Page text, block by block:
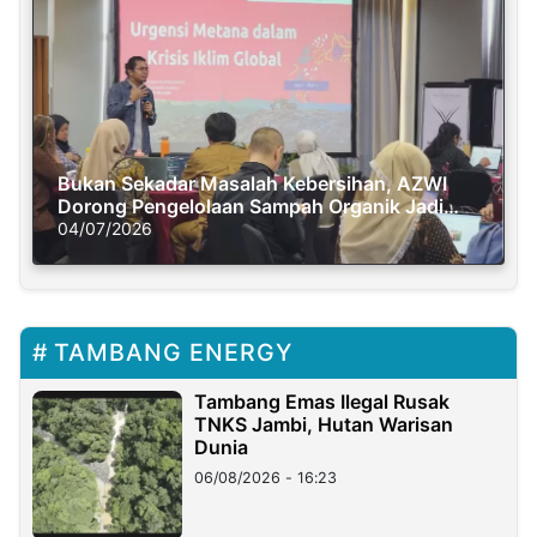
Bukan Sekadar Masalah Kebersihan, AZWI
Dorong Pengelolaan Sampah Organik Jadi
Solusi Krisis Iklim
04/07/2026
TAMBANG ENERGY
Tambang Emas Ilegal Rusak
TNKS Jambi, Hutan Warisan
Dunia
06/08/2026 - 16:23